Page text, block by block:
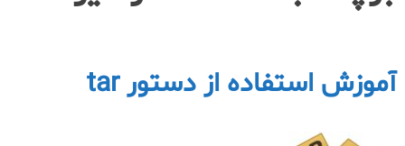
آموزش استفاده از دستور tar